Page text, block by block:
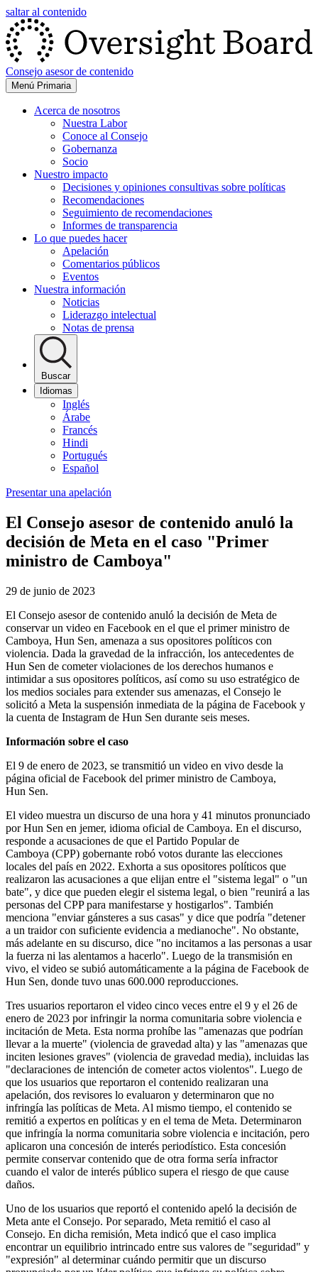
saltar al contenido
Consejo asesor de contenido
Menú Primaria
Acerca de nosotros
Nuestra Labor
Conoce al Consejo
Gobernanza
Socio
Nuestro impacto
Decisiones y opiniones consultivas sobre políticas
Recomendaciones
Seguimiento de recomendaciones
Informes de transparencia
Lo que puedes hacer
Apelación
Comentarios públicos
Eventos
Nuestra información
Noticias
Liderazgo intelectual
Notas de prensa
Buscar
Idiomas
Inglés
Árabe
Francés
Hindi
Portugués
Español
Presentar una apelación
El Consejo asesor de contenido anuló la
decisión de Meta en el caso "Primer
ministro de Camboya"
29 de junio de 2023
El Consejo asesor de contenido anuló la decisión de Meta de
conservar un video en Facebook en el que el primer ministro de
Camboya, Hun Sen, amenaza a sus opositores políticos con
violencia. Dada la gravedad de la infracción, los antecedentes de
Hun Sen de cometer violaciones de los derechos humanos e
intimidar a sus opositores políticos, así como su uso estratégico de
los medios sociales para extender sus amenazas, el Consejo le
solicitó a Meta la suspensión inmediata de la página de Facebook y
la cuenta de Instagram de Hun Sen durante seis meses.
Información sobre el caso
El 9 de enero de 2023, se transmitió un video en vivo desde la
página oficial de Facebook del primer ministro de Camboya,
Hun Sen.
El video muestra un discurso de una hora y 41 minutos pronunciado
por Hun Sen en jemer, idioma oficial de Camboya. En el discurso,
responde a acusaciones de que el Partido Popular de
Camboya (CPP) gobernante robó votos durante las elecciones
locales del país en 2022. Exhorta a sus opositores políticos que
realizaron las acusaciones a que elijan entre el "sistema legal" o "un
bate", y dice que pueden elegir el sistema legal, o bien "reunirá a las
personas del CPP para manifestarse y hostigarlos". También
menciona "enviar gánsteres a sus casas" y dice que podría "detener
a un traidor con suficiente evidencia a medianoche". No obstante,
más adelante en su discurso, dice "no incitamos a las personas a usar
la fuerza ni las alentamos a hacerlo". Luego de la transmisión en
vivo, el video se subió automáticamente a la página de Facebook de
Hun Sen, donde tuvo unas 600.000 reproducciones.
Tres usuarios reportaron el video cinco veces entre el 9 y el 26 de
enero de 2023 por infringir la norma comunitaria sobre violencia e
incitación de Meta. Esta norma prohíbe las "amenazas que podrían
llevar a la muerte" (violencia de gravedad alta) y las "amenazas que
inciten lesiones graves" (violencia de gravedad media), incluidas las
"declaraciones de intención de cometer actos violentos". Luego de
que los usuarios que reportaron el contenido realizaran una
apelación, dos revisores lo evaluaron y determinaron que no
infringía las políticas de Meta. Al mismo tiempo, el contenido se
remitió a expertos en políticas y en el tema de Meta. Determinaron
que infringía la norma comunitaria sobre violencia e incitación, pero
aplicaron una concesión de interés periodístico. Esta concesión
permite conservar contenido que de otra forma sería infractor
cuando el valor de interés público supera el riesgo de que cause
daños.
Uno de los usuarios que reportó el contenido apeló la decisión de
Meta ante el Consejo. Por separado, Meta remitió el caso al
Consejo. En dicha remisión, Meta indicó que el caso implica
encontrar un equilibrio intrincado entre sus valores de "seguridad" y
"expresión" al determinar cuándo permitir que un discurso